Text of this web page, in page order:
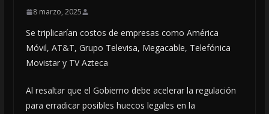
8 marzo, 2025
Se triplicarían costos de empresas como América
Móvil, AT&T, Grupo Televisa, Megacable, Telefónica
Movistar y TV Azteca
Al resaltar que el Gobierno debe acelerar la regulación
para erradicar posibles huecos legales en la